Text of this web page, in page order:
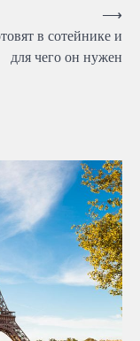
в сотейнике и
для чего он нужен
⟶